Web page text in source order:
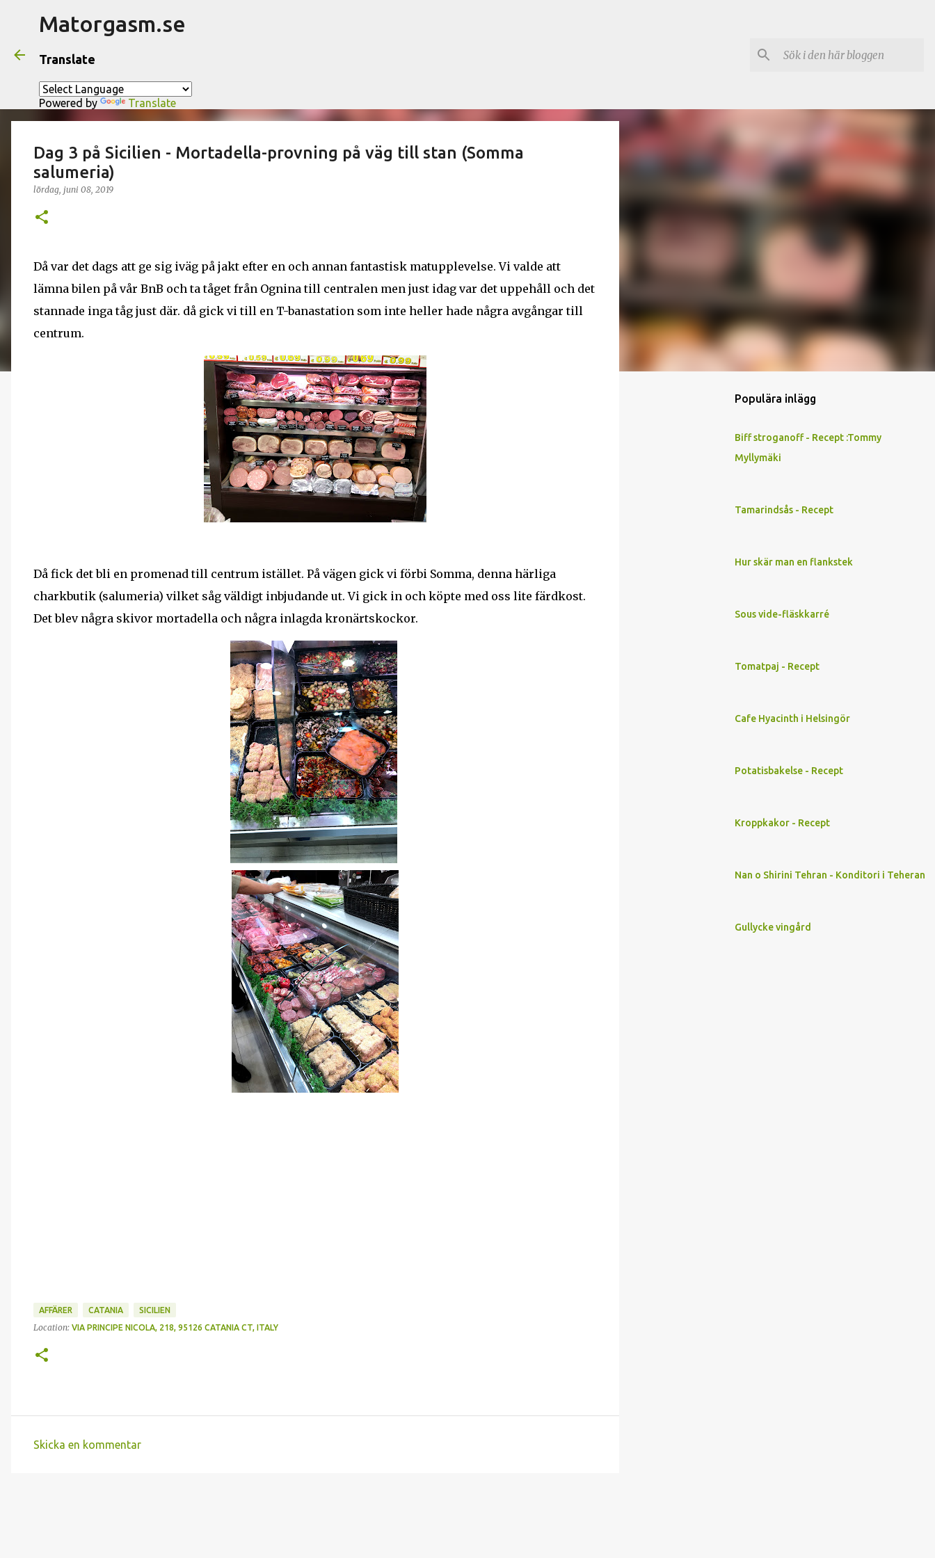
Matorgasm.se
Translate
Powered by Translate
Dag 3 på Sicilien - Mortadella-provning på väg till stan (Somma
salumeria)
lördag, juni 08, 2019
Då var det dags att ge sig iväg på jakt efter en och annan fantastisk matupplevelse. Vi valde att
lämna bilen på vår BnB och ta tåget från Ognina till centralen men just idag var det uppehåll och det
stannade inga tåg just där. då gick vi till en T-banastation som inte heller hade några avgångar till
centrum.
Då fick det bli en promenad till centrum istället. På vägen gick vi förbi Somma, denna härliga
charkbutik (salumeria) vilket såg väldigt inbjudande ut. Vi gick in och köpte med oss lite färdkost.
Det blev några skivor mortadella och några inlagda kronärtskockor.
AFFÄRER CATANIA SICILIEN
Location: VIA PRINCIPE NICOLA, 218, 95126 CATANIA CT, ITALY
Skicka en kommentar
Populära inlägg
Biff stroganoff - Recept :Tommy
Myllymäki
Tamarindsås - Recept
Hur skär man en flankstek
Sous vide-fläskkarré
Tomatpaj - Recept
Cafe Hyacinth i Helsingör
Potatisbakelse - Recept
Kroppkakor - Recept
Nan o Shirini Tehran - Konditori i Teheran
Gullycke vingård